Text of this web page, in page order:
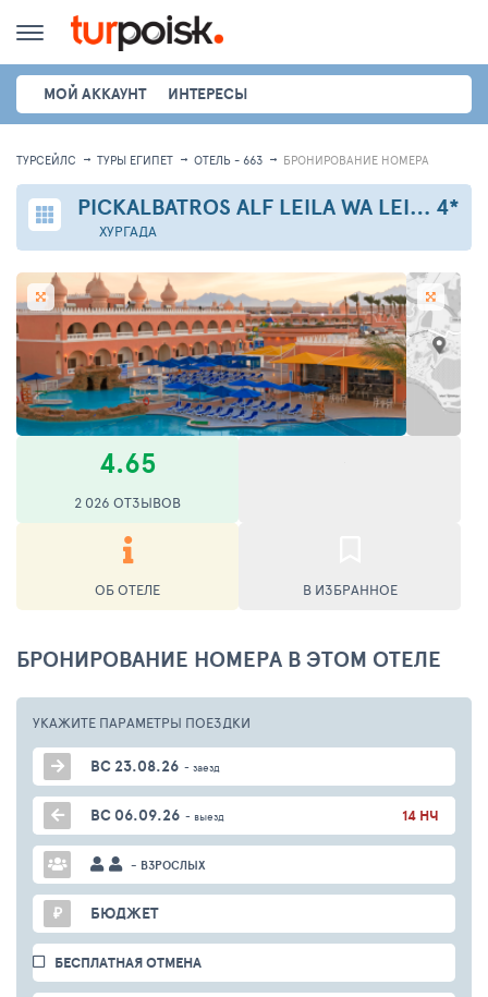
МОЙ АККАУНТ ИНТЕРЕСЫ
ТУРСЕЙЛС ТУРЫ ЕГИПЕТ ОТЕЛЬ - 663 БРОНИРОВАНИЕ НОМЕРА
PICKALBATROS ALF LEILA WA LEILA RESORT - NEVERLAND HURGHADA 4*
ХУРГАДА
4.65
2 026 ОТЗЫВОВ
ОБ ОТЕЛЕ В ИЗБРАННОЕ
БРОНИРОВАНИЕ НОМЕРА В ЭТОМ ОТЕЛЕ
УКАЖИТЕ ПАРАМЕТРЫ ПОЕЗДКИ
ВС 23.08.26 - заезд
ВС 06.09.26 - выезд 14 НЧ
- ВЗРОСЛЫХ
₽ БЮДЖЕТ
БЕСПЛАТНАЯ ОТМЕНА